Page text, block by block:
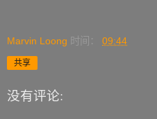
Marvin Loong 时间： 09:44
共享
没有评论: